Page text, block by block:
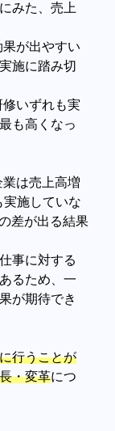
みた、売上
が出やすい
施に踏み切
いずれも実
も高くなっ
は売上高増
施していな
差が出る結果
事に対する
るため、一
が期待でき
行うことが
・変革につ